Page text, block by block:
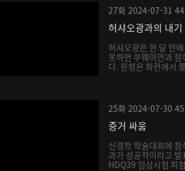
27화 2024-07-31
허샤오광과의 내기
허샤오광은 한 달 안
못하면 쑤웨이안과
다. 윈청은 화런에서
25화 2024-07-30
증거 싸움
신경학 학술대회에
과가 성공적이라고
HDQ39 임상시험 피